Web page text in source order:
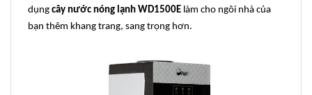
dụng cây nước nóng lạnh WD1500E làm cho ngôi nhà của
bạn thêm khang trang, sang trọng hơn.